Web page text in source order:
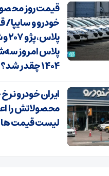
قیمت روز
خودرو و سایپا/
۱۴۰۴ چقدر شد؟
ایران خودرو
محصولاتش را
لیست قیمت ها